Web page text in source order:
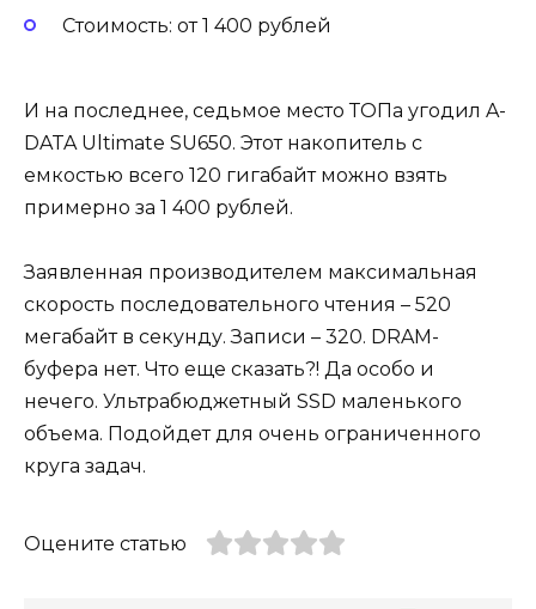
Стоимость: от 1 400 рублей
И на последнее, седьмое место ТОПа угодил A-
DATA Ultimate SU650. Этот накопитель с
емкостью всего 120 гигабайт можно взять
примерно за 1 400 рублей.
Заявленная производителем максимальная
скорость последовательного чтения – 520
мегабайт в секунду. Записи – 320. DRAM-
буфера нет. Что еще сказать?! Да особо и
нечего. Ультрабюджетный SSD маленького
объема. Подойдет для очень ограниченного
круга задач.
Оцените статью